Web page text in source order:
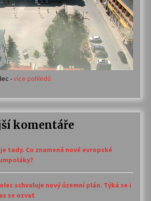
-více pohledů
komentáře
tady. Co znamená nové evropské
schvaluje nový územní plán. Týká se i
se ozvat